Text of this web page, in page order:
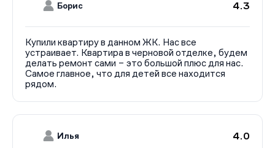
Борис 4.3
Купили квартиру в данном ЖК. Нас все
устраивает. Квартира в черновой отделке, будем
делать ремонт сами – это большой плюс для нас.
Самое главное, что для детей все находится
рядом.
Илья 4.0